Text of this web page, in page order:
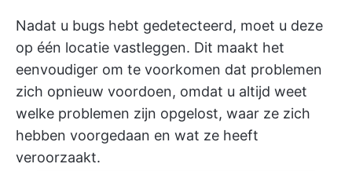
Nadat u bugs hebt gedetecteerd, moet u deze
op één locatie vastleggen. Dit maakt het
eenvoudiger om te voorkomen dat problemen
zich opnieuw voordoen, omdat u altijd weet
welke problemen zijn opgelost, waar ze zich
hebben voorgedaan en wat ze heeft
veroorzaakt.